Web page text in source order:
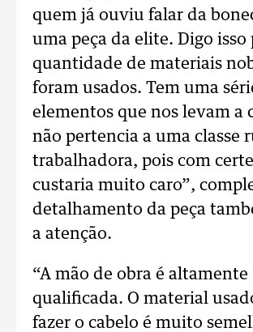
quem já ouviu falar da
uma peça da elite. Digo isso
quantidade de materiais
foram usados. Tem uma
elementos que nos levam a
não pertencia a uma classe
trabalhadora, pois com
custaria muito caro”,
detalhamento da peça
a atenção.
“A mão de obra é altamente
qualificada. O material
fazer o cabelo é muito